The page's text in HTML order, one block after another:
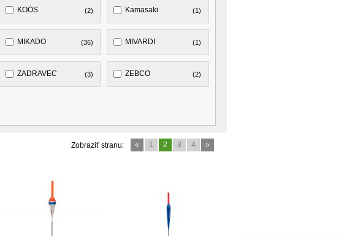
KOÓS (2) Kamasaki (1)
MIKADO (36) MIVARDI (1)
ZADRAVEC (3) ZEBCO (2)
Zobraziť stranu: « 1 2 3 4 »